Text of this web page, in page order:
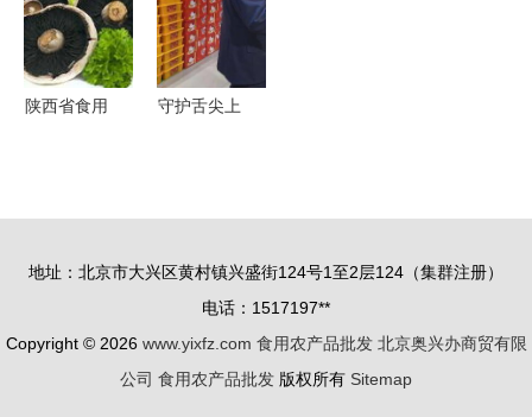
陕西省食用
守护舌尖上
发专项抽检
行动
地址：北京市大兴区黄村镇兴盛街124号1至2层124（集群注册）
电话：1517197**
Copyright © 2026 www.yixfz.com 食用农产品批发 北京奥兴办商贸有限
公司 食用农产品批发 版权所有 Sitemap